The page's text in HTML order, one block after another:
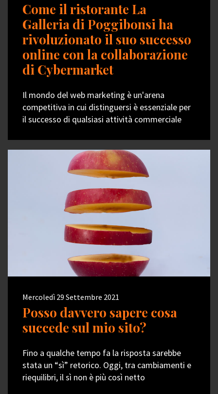
Come il ristorante La
Galleria di Poggibonsi ha
rivoluzionato il suo successo
online con la collaborazione
di Cybermarket
Il mondo del web marketing è un'arena
competitiva in cui distinguersi è essenziale per
il successo di qualsiasi attività commerciale
Mercoledì 29 Settembre 2021
Posso davvero sapere cosa
succede sul mio sito?
Fino a qualche tempo fa la risposta sarebbe
stata un “sì” retorico. Oggi, tra cambiamenti e
riequilibri, il sì non è più così netto